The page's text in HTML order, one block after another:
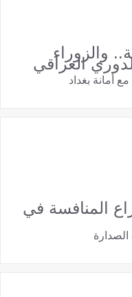
والزوراء
العراقي
أمانة بغداد
المنافسة في
الصدارة